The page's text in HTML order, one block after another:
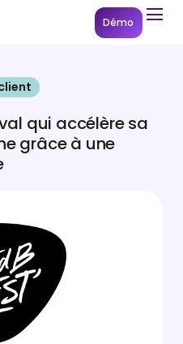
Démo
qui accélère sa
grâce à une